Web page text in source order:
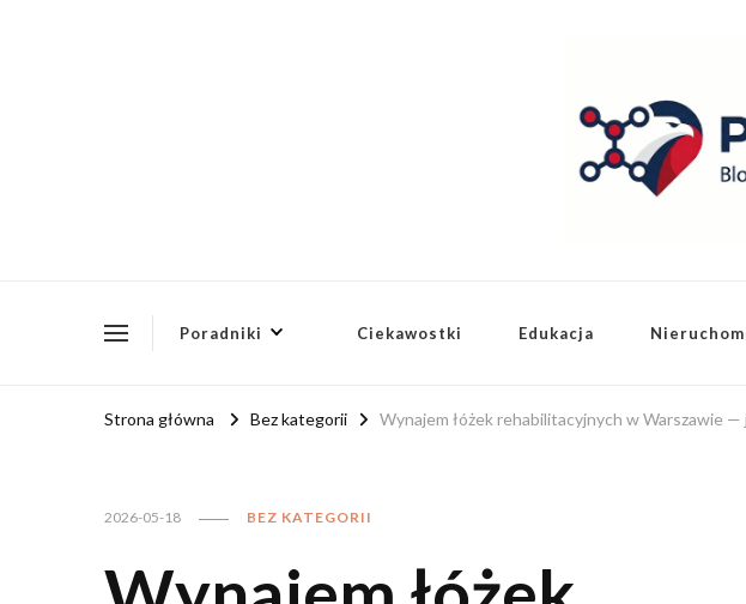
Poradniki Ciekawostki Edukacja
Strona główna Bez kategorii Wynajem łóżek rehabilitacyjnych w Warszawie —
2026-05-18 BEZ KATEGORII